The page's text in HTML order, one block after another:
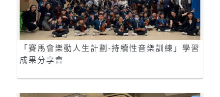
「賽馬會樂動人生計劃-持續性音樂訓練」學習
成果分享會